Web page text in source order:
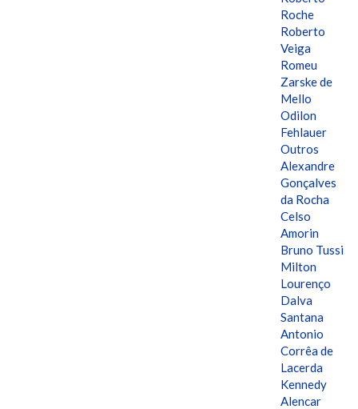
Roche
Roberto
Veiga
Romeu
Zarske de
Mello
Odilon
Fehlauer
Outros
Alexandre
Gonçalves
da Rocha
Celso
Amorin
Bruno Tussi
Milton
Lourenço
Dalva
Santana
Antonio
Corrêa de
Lacerda
Kennedy
Alencar